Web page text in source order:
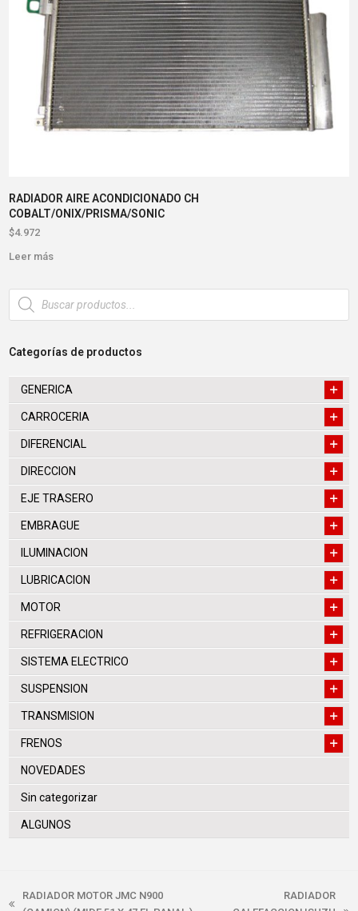
RADIADOR AIRE ACONDICIONADO CH
COBALT/ONIX/PRISMA/SONIC
$4.972
Leer más
Búsqueda
de
productos
Categorías de productos
GENERICA
CARROCERIA
DIFERENCIAL
DIRECCION
EJE TRASERO
EMBRAGUE
ILUMINACION
LUBRICACION
MOTOR
REFRIGERACION
SISTEMA ELECTRICO
SUSPENSION
TRANSMISION
FRENOS
NOVEDADES
Sin categorizar
ALGUNOS
RADIADOR MOTOR JMC N900
RADIADOR